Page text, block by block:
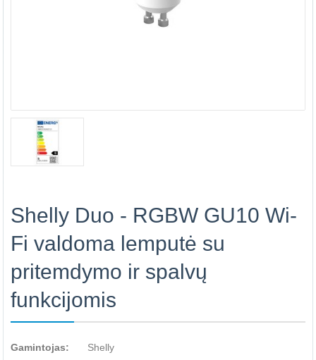
Shelly Duo - RGBW GU10 Wi-
Fi valdoma lemputė su
pritemdymo ir spalvų
funkcijomis
Gamintojas:
Shelly